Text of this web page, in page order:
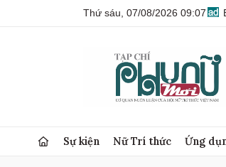
Thứ sáu, 07/08/2026 09:07
Sự kiện Nữ Trí thức Ứng